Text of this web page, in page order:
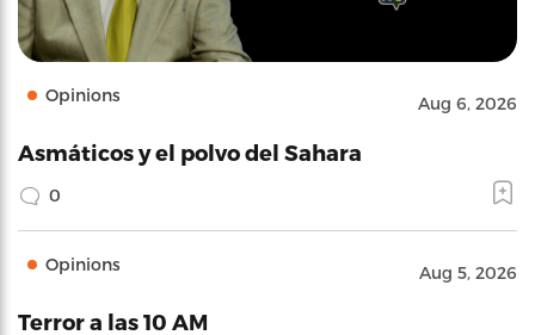
Opinions Aug 6, 2026
Asmáticos y el polvo del Sahara
0
Opinions Aug 5, 2026
Terror a las 10 AM